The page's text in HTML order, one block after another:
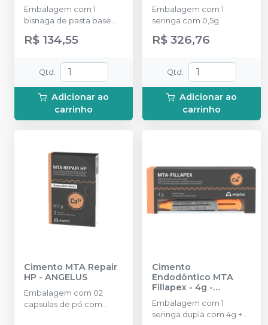
Embalagem com 1
bisnaga de pasta base
(7,2 g), 1 bisnaga de pasta
catalisadora (4,8 g) e 1
R$ 134,55
Qtd :
Adicionar ao
carrinho
Embalagem com 1
seringa com 0,5g
R$ 326,76
Qtd :
Adicionar ao
carrinho
Cimento MTA Repair
HP - ANGELUS
Embalagem com 02
capsulas de pó com
Cimento
Endodôntico MTA
Fillapex - 4g -
ANGELUS
Embalagem com 1
seringa dupla com 4g +